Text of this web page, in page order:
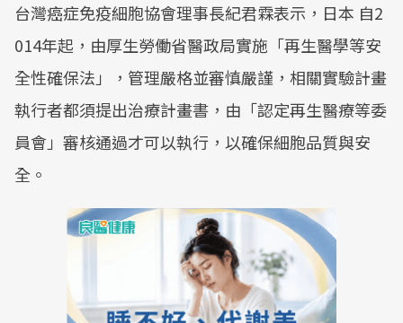
台灣癌症免疫細胞協會理事長紀君霖表示，日本 自2
014年起，由厚生勞働省醫政局實施「再生醫學等安
全性確保法」，管理嚴格並審慎嚴謹，相關實驗計畫
執行者都須提出治療計畫書，由「認定再生醫療等委
員會」審核通過才可以執行，以確保細胞品質與安
全。